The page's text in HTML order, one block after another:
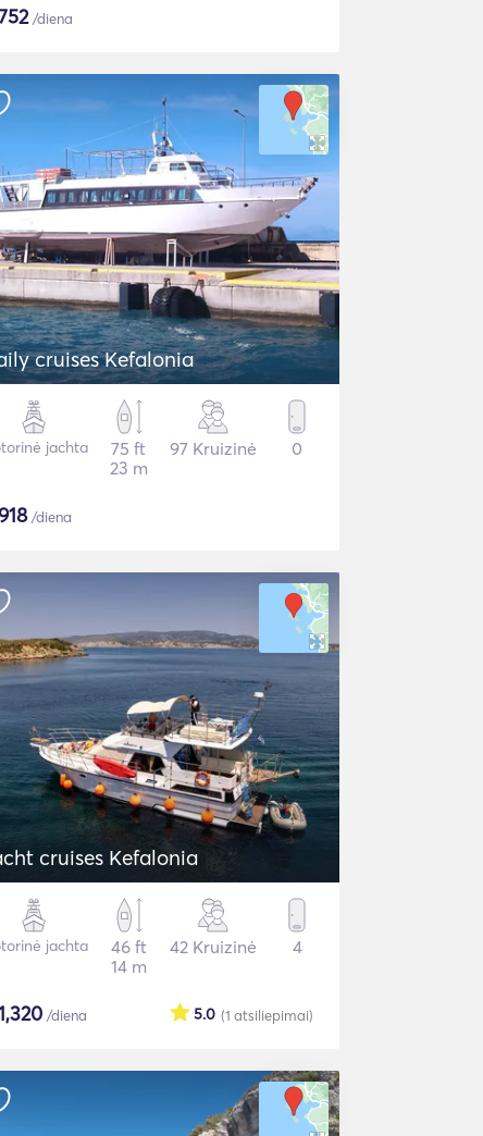
/diena
cruises Kefalonia
jachta
75 ft
23 m
97 Kruizinė 0
/diena
cruises Kefalonia
jachta
46 ft
14 m
42 Kruizinė 4
/diena (1 atsiliepimai)
5.0